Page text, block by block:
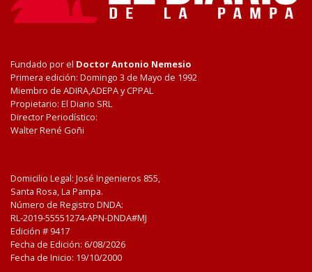
Fundado por el Doctor Antonio Nemesio
Primera edición: Domingo 3 de Mayo de 1992
Miembro de ADIRA,ADEPA y CPPAL
Propietario: El Diario SRL
Director Periodístico:
Walter René Goñi
Domicilio Legal: José Ingenieros 855,
Santa Rosa, La Pampa.
Número de Registro DNDA:
RL-2019-55551274-APN-DNDA#MJ
Edición # 9417
Fecha de Edición: 6/08/2026
Fecha de Inicio: 19/10/2000